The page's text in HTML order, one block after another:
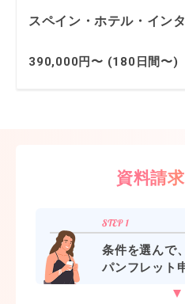
スペイン・ホテル・イン
390,000円〜 (180日間〜)
資料請
条件を選んで、
パンフレット